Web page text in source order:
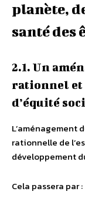
planète,
santé des
2.1. Un
rationnel et
d’équité
L’aménagement
rationnelle de
développement
Cela passera par :